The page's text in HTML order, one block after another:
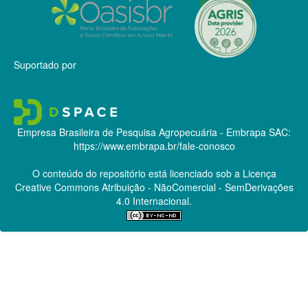
Suportado por
Empresa Brasileira de Pesquisa Agropecuária - Embrapa SAC:
https://www.embrapa.br/fale-conosco
O conteúdo do repositório está licenciado sob a Licença
Creative CommonsAtribuição - NãoComercial - SemDerivações
4.0 Internacional.